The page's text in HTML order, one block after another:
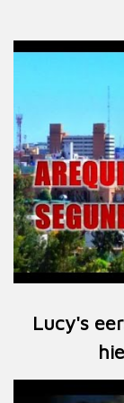
Lucy's